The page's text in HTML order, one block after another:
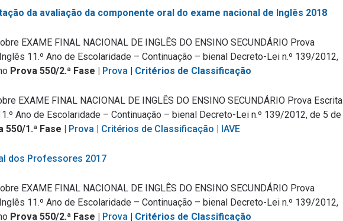
da avaliação da componente oral do exame nacional de Inglês 2018
EXAME FINAL NACIONAL DE INGLÊS DO ENSINO SECUNDÁRIO Prova
11.º Ano de Escolaridade – Continuação – bienal Decreto-Lei n.º 139/2012,
Prova 550/2.ª Fase | Prova | Critérios de Classificação
EXAME FINAL NACIONAL DE INGLÊS DO ENSINO SECUNDÁRIO Prova Escrita
Ano de Escolaridade – Continuação – bienal Decreto-Lei n.º 139/2012, de 5 de
550/1.ª Fase | Prova | Critérios de Classificação | IAVE
dos Professores 2017
EXAME FINAL NACIONAL DE INGLÊS DO ENSINO SECUNDÁRIO Prova
11.º Ano de Escolaridade – Continuação – bienal Decreto-Lei n.º 139/2012,
Prova 550/2.ª Fase | Prova | Critérios de Classificação